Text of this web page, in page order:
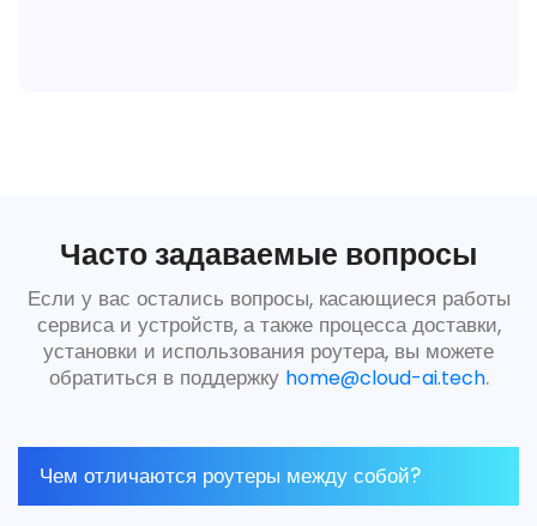
Часто задаваемые вопросы
Если у вас остались вопросы, касающиеся работы
сервиса и устройств, а также процесса доставки,
установки и использования роутера, вы можете
обратиться в поддержку home@cloud-ai.tech.
Чем отличаются роутеры между собой?